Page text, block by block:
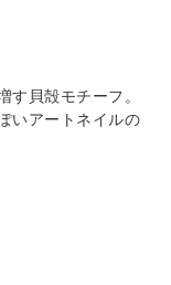
貝殻モチーフ。
いアートネイルの